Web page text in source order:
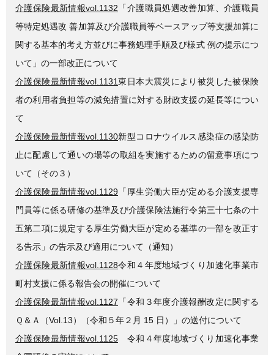
介護保険最新情報vol.1132 「介護職員処遇改善加算、介護職員
等特定処遇改 善加算及び介護職員等ベースアップ等支援加算に
関する基本的考え方並びに事務処理手順及び様式 例の提示につ
いて」の一部改正について
介護保険最新情報vol.1131東日本大震災により被災した被保険
者の利用者負担等の減免措置に対する財政支援の延長等につい
て
介護保険最新情報vol.1130新型コロナウイルス感染症の感染防
止に配慮して通いの場等の取組を実施するための留意事項につ
いて（その３）
介護保険最新情報vol.1129 「厚生労働大臣が定める介護支援専
門員等に係る研修の基準及び介護保険法施行令第三十七条の十
五第二項に規定する厚生労働大臣が定める基準の一部を改正す
る告示」の告示及び適用について（通知）
介護保険最新情報vol.1128令和４年度地域づくり加速化事業市
町村支援に係る報告会の開催について
介護保険最新情報vol.1127 「令和３年度介護報酬改定に関する
Ｑ＆Ａ（Vol.13）（令和５年２月 15 日）」の送付について
介護保険最新情報vol.1125 令和４年度地域づくり加速化事業